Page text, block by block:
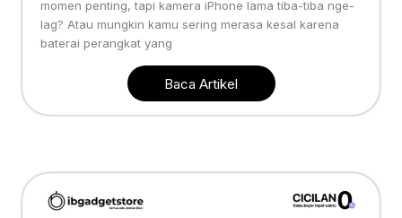
momen penting, tapi kamera iPhone lama tiba-tiba nge-
lag? Atau mungkin kamu sering merasa kesal karena
baterai perangkat yang
Baca Artikel